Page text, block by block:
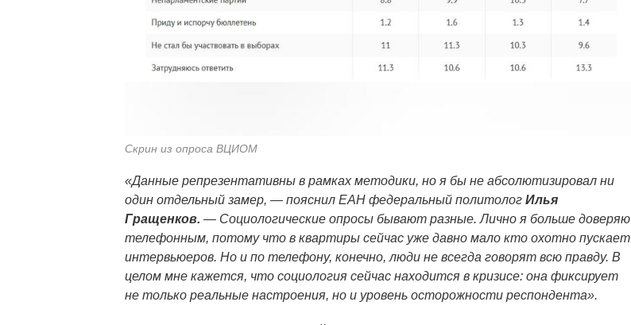
Скрин из опроса ВЦИОМ
«Данные репрезентативны в рамках методики, но я бы не абсолютизировал ни
один отдельный замер, — пояснил ЕАН федеральный политолог Илья
Гращенков. — Социологические опросы бывают разные. Лично я больше доверяю
телефонным, потому что в квартиры сейчас уже давно мало кто охотно пускает
интервьюеров. Но и по телефону, конечно, люди не всегда говорят всю правду. В
целом мне кажется, что социология сейчас находится в кризисе: она фиксирует
не только реальные настроения, но и уровень осторожности респондента».